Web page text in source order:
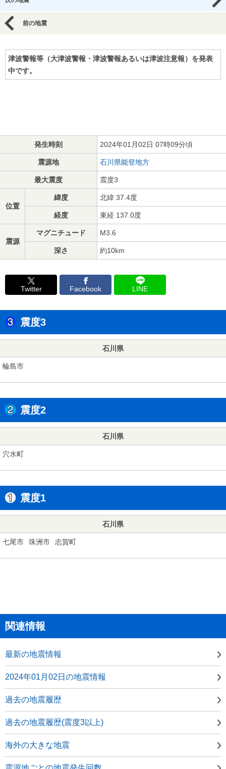
前の地震
津波警報等（大津波警報・津波警報あるいは津波注意報）を発表
中です。
発生時刻 2024年01月02日 07時09分頃
震源地 石川県能登地方
最大震度 震度3
位置
緯度 北緯 37.4度
経度 東経 137.0度
震源
マグニチュード M3.6
深さ 約10km
Twitter Facebook LINE
震度3
石川県
輪島市
震度2
石川県
穴水町
震度1
石川県
七尾市 珠洲市 志賀町
関連情報
最新の地震情報
2024年01月02日の地震情報
過去の地震履歴
過去の地震履歴(震度3以上)
海外の大きな地震